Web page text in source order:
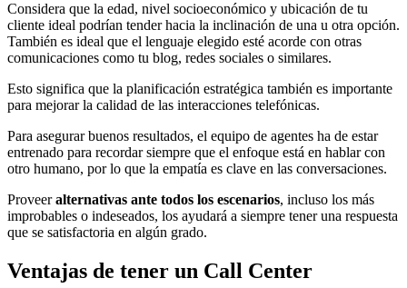
Considera que la edad, nivel socioeconómico y ubicación de tu
cliente ideal podrían tender hacia la inclinación de una u otra opción.
También es ideal que el lenguaje elegido esté acorde con otras
comunicaciones como tu blog, redes sociales o similares.
Esto significa que la planificación estratégica también es importante
para mejorar la calidad de las interacciones telefónicas.
Para asegurar buenos resultados, el equipo de agentes ha de estar
entrenado para recordar siempre que el enfoque está en hablar con
otro humano, por lo que la empatía es clave en las conversaciones.
Proveeralternativas ante todos los escenarios, incluso los más
improbables o indeseados, los ayudará a siempre tener una respuesta
que se satisfactoria en algún grado.
Ventajas de tener un Call Center